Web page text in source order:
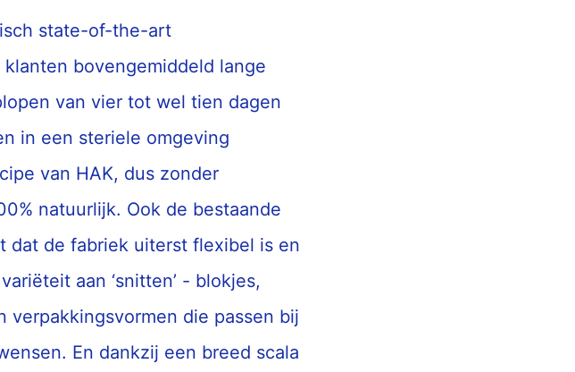
state-of-the-art
bovengemiddeld lange
van vier tot wel tien dagen
in een steriele omgeving
van HAK, dus zonder
natuurlijk. Ook de bestaande
dat de fabriek uiterst flexibel is en
aan ‘snitten’ - blokjes,
die passen bij
En dankzij een breed scala